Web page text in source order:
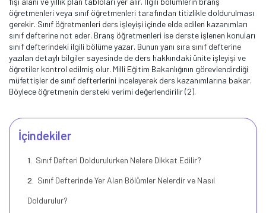
öğretmenleri veya sınıf öğretmenleri tarafından titizlikle doldurulması
gerekir. Sınıf öğretmenleri ders işleyişi içinde elde edilen kazanımları
sınıf defterine not eder. Branş öğretmenleri ise derste işlenen konuları
sınıf defterindeki ilgili bölüme yazar. Bunun yanı sıra sınıf defterine
yazılan detaylı bilgiler sayesinde de ders hakkındaki ünite işleyişi ve
öğretiler kontrol edilmiş olur. Milli Eğitim Bakanlığının görevlendirdiği
müfettişler de sınıf defterlerini inceleyerek ders kazanımlarına bakar.
Böylece öğretmenin dersteki verimi değerlendirilir (2).
İçindekiler
Sınıf Defteri Doldurulurken Nelere Dikkat Edilir?
Sınıf Defterinde Yer Alan Bölümler Nelerdir ve Nasıl
Doldurulur?